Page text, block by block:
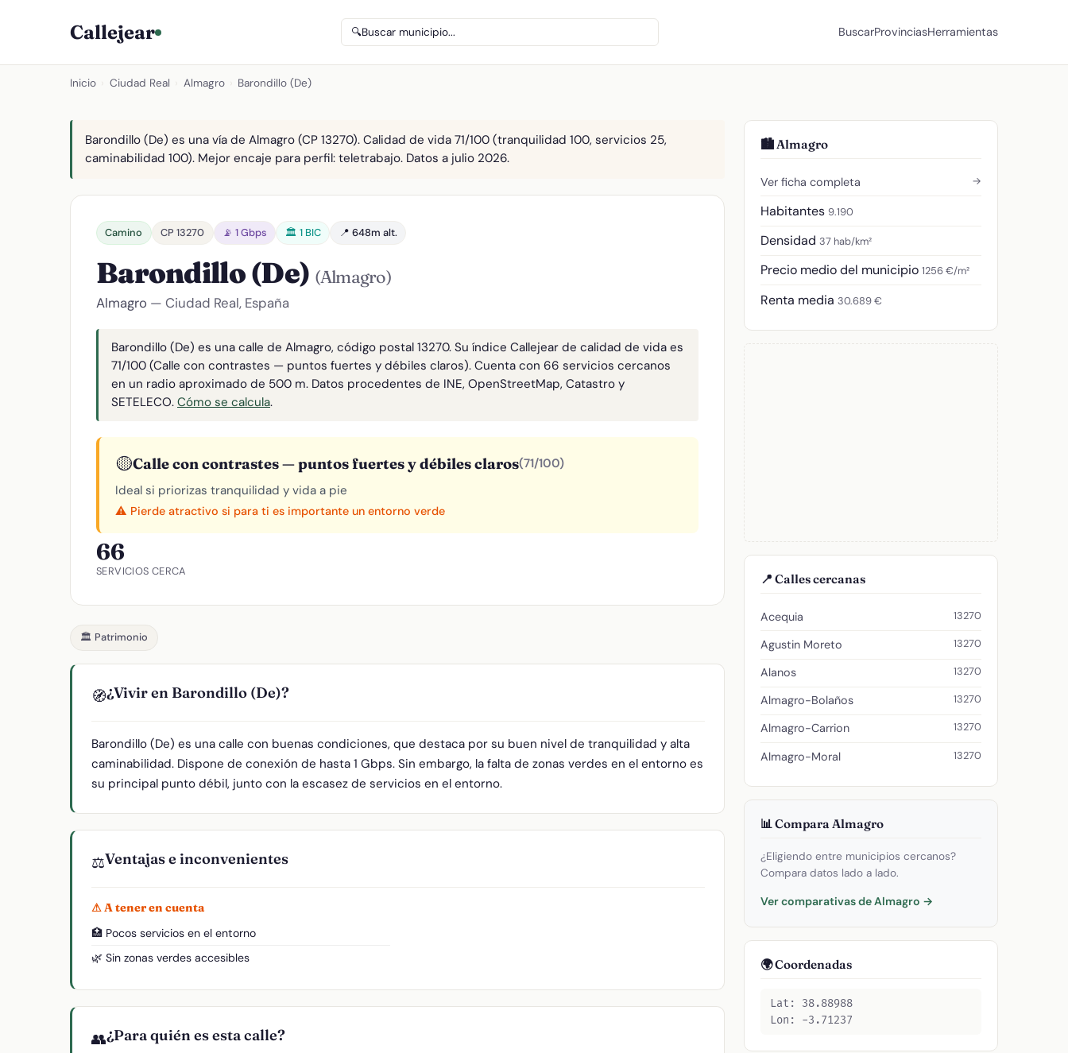
Callejear 🔍Buscar municipio... BuscarProvinciasHerramientas
Inicio Ciudad Real Almagro Barondillo (De)
Barondillo (De) es una vía de Almagro (CP 13270). Calidad de vida 71/100 (tranquilidad 100, servicios 25,
caminabilidad 100). Mejor encaje para perfil: teletrabajo. Datos a julio 2026.
Camino CP 13270 📡 1 Gbps 🏛️ 1 BIC 📍 648m alt.
Barondillo (De) (Almagro)
Almagro — Ciudad Real, España
Barondillo (De) es una calle de Almagro, código postal 13270. Su índice Callejear de calidad de vida es
71/100 (Calle con contrastes — puntos fuertes y débiles claros). Cuenta con 66 servicios cercanos
en un radio aproximado de 500 m. Datos procedentes de INE, OpenStreetMap, Catastro y
SETELECO. Cómo se calcula.
🟡Calle con contrastes — puntos fuertes y débiles claros(71/100)
Ideal si priorizas tranquilidad y vida a pie
⚠️ Pierde atractivo si para ti es importante un entorno verde
66
SERVICIOS CERCA
🏛️ Patrimonio
🧭¿Vivir en Barondillo (De)?
Barondillo (De) es una calle con buenas condiciones, que destaca por su buen nivel de tranquilidad y alta
caminabilidad. Dispone de conexión de hasta 1 Gbps. Sin embargo, la falta de zonas verdes en el entorno es
su principal punto débil, junto con la escasez de servicios en el entorno.
⚖️Ventajas e inconvenientes
⚠ A tener en cuenta
🏥 Pocos servicios en el entorno
🌿 Sin zonas verdes accesibles
👥¿Para quién es esta calle?
🏙️ Almagro
Ver ficha completa →
Habitantes 9.190
Densidad 37 hab/km²
Precio medio del municipio 1256 €/m²
Renta media 30.689 €
📍 Calles cercanas
Acequia 13270
Agustin Moreto 13270
Alanos 13270
Almagro-Bolaños 13270
Almagro-Carrion 13270
Almagro-Moral 13270
📊 Compara Almagro
¿Eligiendo entre municipios cercanos?
Compara datos lado a lado.
Ver comparativas de Almagro →
🌍 Coordenadas
Lat: 38.88988
Lon: -3.71237